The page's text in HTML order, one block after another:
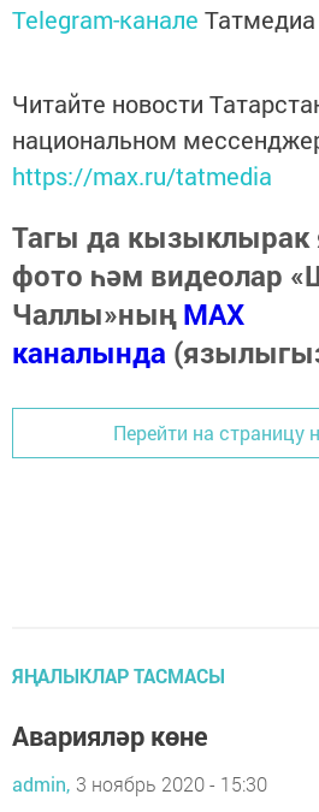
Telegram-канале Татмедиа
Читайте новости
национальном
https://max.ru/tatmedia
Тагы да кызыклырак
фото һәм видеолар
Чаллы»ныңMAX
каналында
Перейти на страницу
ЯҢАЛЫКЛАР ТАСМАСЫ
Аварияләр көне
admin, 3 ноябрь 2020 - 15:30